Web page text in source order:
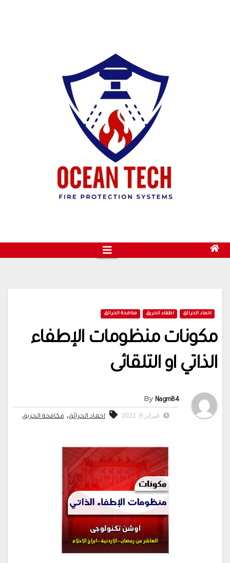
اخماد الحرائق اطفاء الحريق مكافحة الحرائق
مكونات منظومات الإطفاء
الذاتي او التلقائى
By Nagm84
فبراير 9, 2022 اخماد الحرائق, مكافحة الحريق